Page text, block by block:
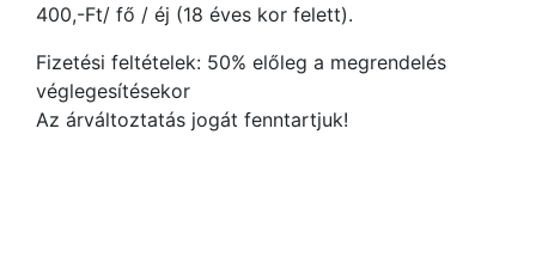
400,-Ft/ fő / éj (18 éves kor felett).
Fizetési feltételek: 50% előleg a megrendelés
véglegesítésekor
Az árváltoztatás jogát fenntartjuk!